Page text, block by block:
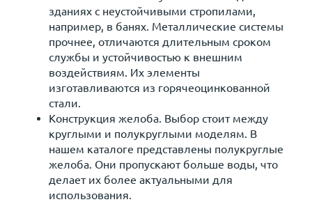
зданиях с неустойчивыми стропилами,
например, в банях. Металлические системы
прочнее, отличаются длительным сроком
службы и устойчивостью к внешним
воздействиям. Их элементы
изготавливаются из горячеоцинкованной
стали.
Конструкция желоба. Выбор стоит между
круглыми и полукруглыми моделям. В
нашем каталоге представлены полукруглые
желоба. Они пропускают больше воды, что
делает их более актуальными для
использования.